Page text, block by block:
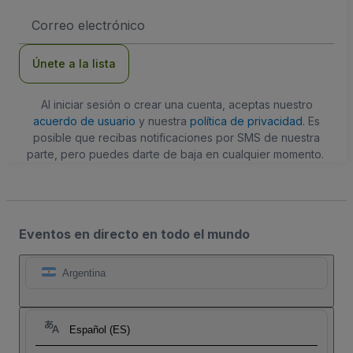
de
Únete a la lista
Al iniciar sesión o crear una cuenta, aceptas nuestro
acuerdo de usuario y nuestra política de privacidad. Es
posible que recibas notificaciones por SMS de nuestra
parte, pero puedes darte de baja en cualquier momento.
Eventos en directo en todo el mundo
Argentina
Español (ES)